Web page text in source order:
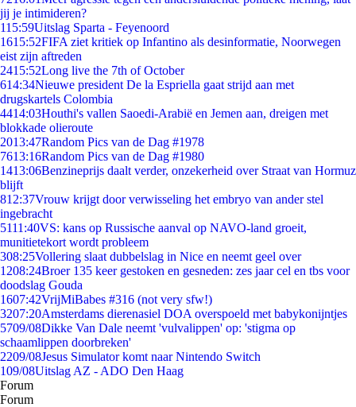
jij je intimideren?
115:59Uitslag Sparta - Feyenoord
1615:52FIFA ziet kritiek op Infantino als desinformatie, Noorwegen
eist zijn aftreden
2415:52Long live the 7th of October
614:34Nieuwe president De la Espriella gaat strijd aan met
drugskartels Colombia
4414:03Houthi's vallen Saoedi-Arabië en Jemen aan, dreigen met
blokkade olieroute
2013:47Random Pics van de Dag #1978
7613:16Random Pics van de Dag #1980
1413:06Benzineprijs daalt verder, onzekerheid over Straat van Hormuz
blijft
812:37Vrouw krijgt door verwisseling het embryo van ander stel
ingebracht
5111:40VS: kans op Russische aanval op NAVO-land groeit,
munitietekort wordt probleem
308:25Vollering slaat dubbelslag in Nice en neemt geel over
1208:24Broer 135 keer gestoken en gesneden: zes jaar cel en tbs voor
doodslag Gouda
1607:42VrijMiBabes #316 (not very sfw!)
3207:20Amsterdams dierenasiel DOA overspoeld met babykonijntjes
5709/08Dikke Van Dale neemt 'vulvalippen' op: 'stigma op
schaamlippen doorbreken'
2209/08Jesus Simulator komt naar Nintendo Switch
109/08Uitslag AZ - ADO Den Haag
Forum
Forum